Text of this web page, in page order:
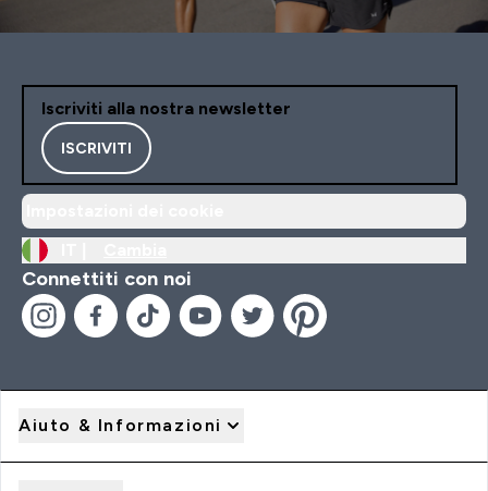
Iscriviti alla nostra newsletter
ISCRIVITI
Connettiti con noi
Aiuto & Informazioni